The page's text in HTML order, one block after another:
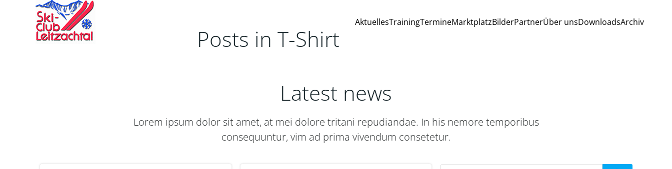
AktuellesTrainingTermineMarktplatzBilderPartnerÜber unsDownloadsArchiv
Posts in T-Shirt
Latest news
Lorem ipsum dolor sit amet, at mei dolore tritani repudiandae. In his nemore temporibus
consequuntur, vim ad prima vivendum consetetur.